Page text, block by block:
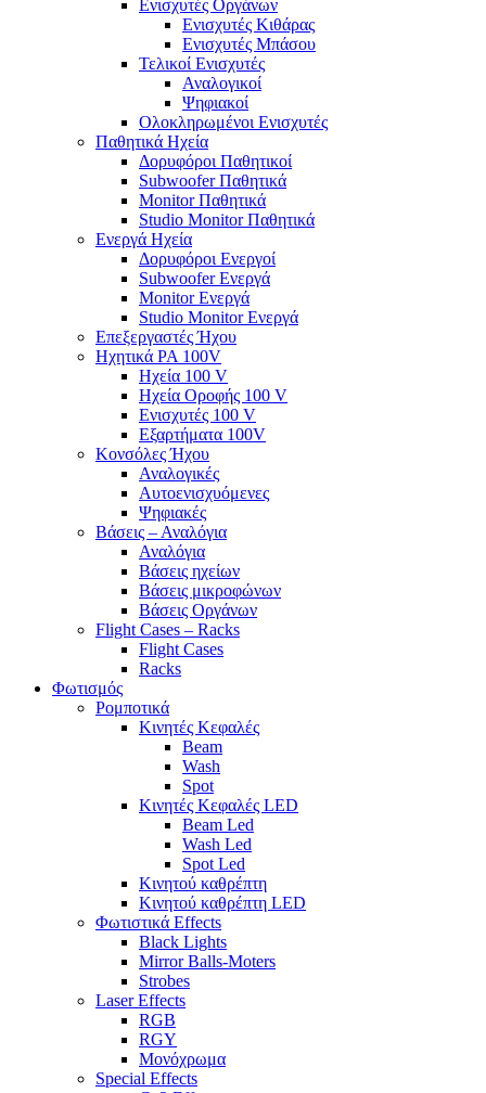
Ενισχυτές Οργάνων
Ενισχυτές Κιθάρας
Ενισχυτές Μπάσου
Τελικοί Ενισχυτές
Αναλογικοί
Ψηφιακοί
Ολοκληρωμένοι Ενισχυτές
Παθητικά Ηχεία
Δορυφόροι Παθητικοί
Subwoofer Παθητικά
Monitor Παθητικά
Studio Monitor Παθητικά
Ενεργά Ηχεία
Δορυφόροι Ενεργοί
Subwoofer Ενεργά
Monitor Ενεργά
Studio Monitor Ενεργά
Επεξεργαστές Ήχου
Ηχητικά PA 100V
Ηχεία 100 V
Ηχεία Οροφής 100 V
Ενισχυτές 100 V
Εξαρτήματα 100V
Κονσόλες Ήχου
Αναλογικές
Αυτοενισχυόμενες
Ψηφιακές
Βάσεις – Αναλόγια
Αναλόγια
Βάσεις ηχείων
Βάσεις μικροφώνων
Βάσεις Οργάνων
Flight Cases – Racks
Flight Cases
Racks
Φωτισμός
Ρομποτικά
Κινητές Κεφαλές
Beam
Wash
Spot
Κινητές Κεφαλές LED
Beam Led
Wash Led
Spot Led
Κινητού καθρέπτη
Κινητού καθρέπτη LED
Φωτιστικά Effects
Black Lights
Mirror Balls-Moters
Strobes
Laser Effects
RGB
RGY
Μονόχρωμα
Special Effects